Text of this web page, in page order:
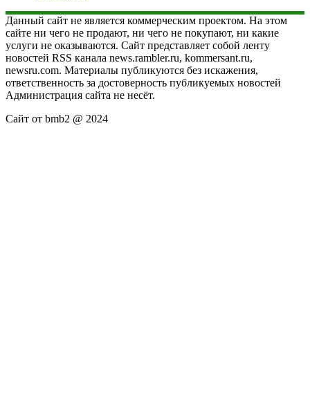
Данный сайт не является коммерческим проектом. На этом
сайте ни чего не продают, ни чего не покупают, ни какие
услуги не оказываются. Сайт представляет собой ленту
новостей RSS канала news.rambler.ru, kommersant.ru,
newsru.com. Материалы публикуются без искажения,
ответственность за достоверность публикуемых новостей
Администрация сайта не несёт.
Сайт от bmb2 @ 2024